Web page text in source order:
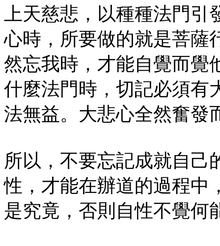
上天慈悲，以種種法門
心時，所要做的就是菩薩
然忘我時，才能自覺而覺
什麼法門時，切記必須有
法無益。大悲心全然奮發
所以，不要忘記成就自己
性，才能在辦道的過程中
是究竟，否則自性不覺何